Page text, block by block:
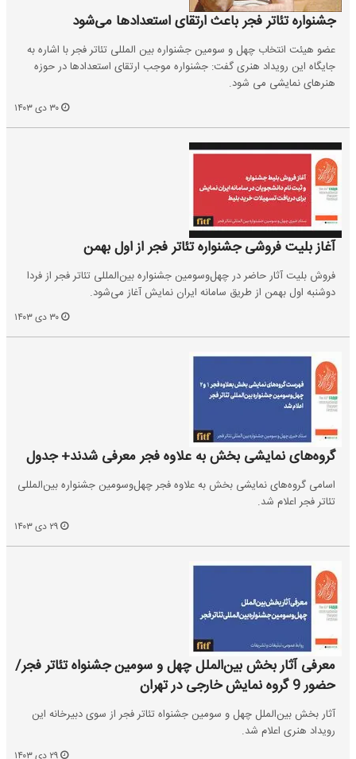
جشنواره تئاتر فجر باعث ارتقای استعدادها می‌شود
عضو هیئت انتخاب چهل و سومین جشنواره بین المللی تئاتر فجر با اشاره به
جایگاه این رویداد هنری گفت: جشنواره موجب ارتقای استعدادها در حوزه
هنرهای نمایشی می شود.
آغاز بلیت فروشی جشنواره تئاتر فجر از اول بهمن
فروش بلیت آثار حاضر در چهل‌وسومین جشنواره بین‌المللی تئاتر فجر از فردا
دوشنبه اول بهمن از طریق سامانه ایران نمایش آغاز می‌شود.
گروه‌های نمایشی بخش به علاوه فجر معرفی شدند+ جدول
اسامی گر‌وه‌های نمایشی بخش به علاوه فجر چهل‌وسومین جشنواره بین‌المللی
تئاتر فجر اعلام شد.
معرفی آثار بخش بین‌الملل چهل و سومین جشنواه تئاتر فجر/
حضور 9 گروه نمایش خارجی در تهران
آثار بخش بین‌الملل چهل و سومین جشنواه تئاتر فجر از سوی دبیرخانه این
رویداد هنری اعلام شد.